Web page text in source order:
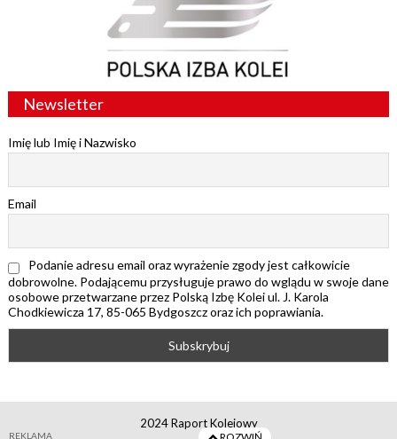
REKLAMA
Newsletter
Imię lub Imię i Nazwisko
Email
Podanie adresu email oraz wyrażenie zgody jest całkowicie
dobrowolne. Podającemu przysługuje prawo do wglądu w swoje dane
osobowe przetwarzane przez Polską Izbę Kolei ul. J. Karola
Chodkiewicza 17, 85-065 Bydgoszcz oraz ich poprawiania.
2024 Raport Kolejowy